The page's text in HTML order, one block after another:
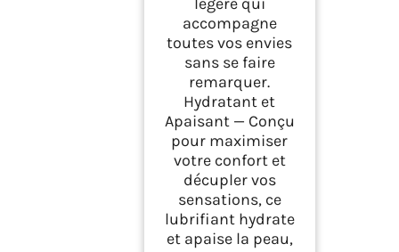
accompagne
toutes vos envies
sans se faire
remarquer.
Hydratant et
Apaisant — Conçu
pour maximiser
votre confort et
décupler vos
sensations, ce
lubrifiant hydrate
et apaise la peau,